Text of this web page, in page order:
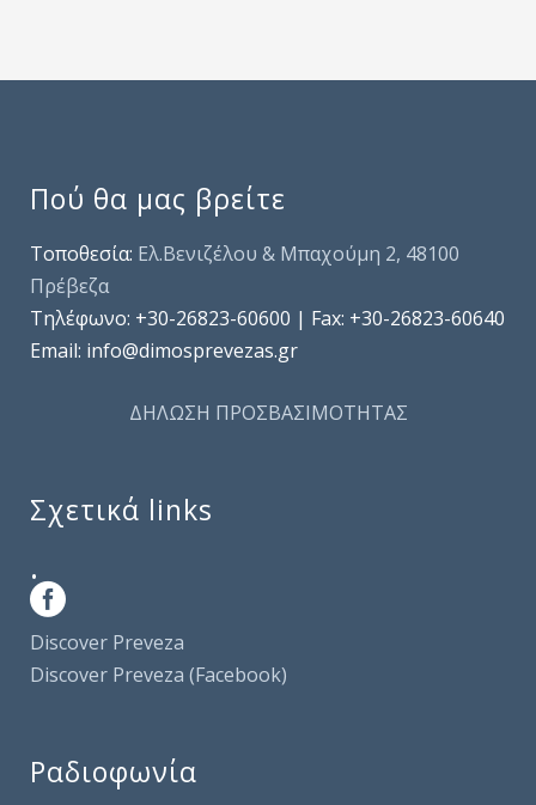
Πού θα μας βρείτε
Τοποθεσία: Ελ.Βενιζέλου & Μπαχούμη 2, 48100
Πρέβεζα
Τηλέφωνo: +30-26823-60600 | Fax: +30-26823-60640
Email: info@dimosprevezas.gr
ΔΗΛΩΣΗ ΠΡΟΣΒΑΣΙΜΟΤΗΤΑΣ
Σχετικά links
.
Discover Preveza
Discover Preveza (Facebook)
Ραδιοφωνία